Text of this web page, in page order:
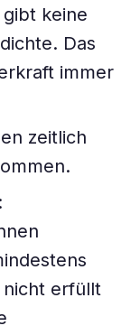
keine
Das
immer
zeitlich
nicht erfüllt